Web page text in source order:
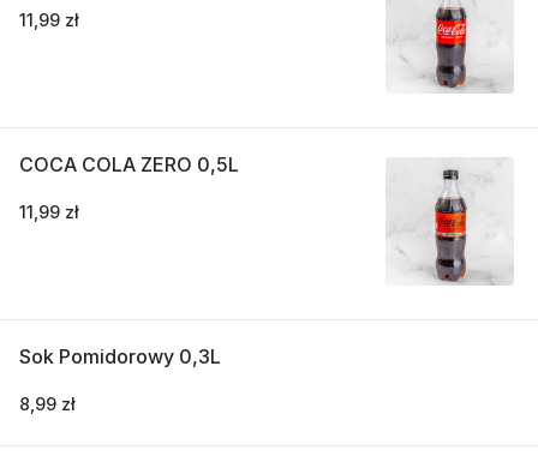
11,99 zł
COCA COLA ZERO 0,5L
11,99 zł
Sok Pomidorowy 0,3L
8,99 zł